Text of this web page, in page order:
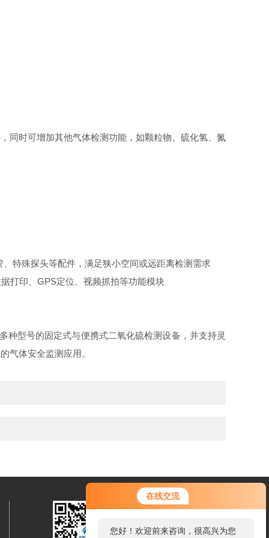
在线交流
您好！欢迎前来咨询，很高兴为您
服务，请问您要咨询什么问题呢？
您好，看您停留很久了，是否找到
同时可增加其他气体检测功能，如颗粒物、硫化氢、氮
特殊探头等配件，满足狭小空间或远距离检测需求
打印、GPS定位、视频抓拍等功能模块
型号的固定式与便携式二氧化硫检测设备，并支持灵
气体安全监测应用。